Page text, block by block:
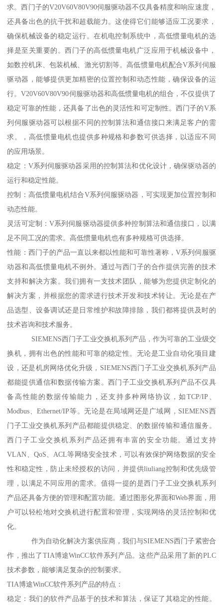
求。西门子的V20V60V80V90伺服驱动器不仅具备精度和响应速度，
还具备出色的抗干扰和超载能力。这使得它们能够适应工况要求，
确保机械设备的稳定运行。在机电控制系统中，高低惯量电机的选
择是至关重要的。西门子的高低惯量电机广泛应用于机械设备中，
如数控机床、包装机械、激光切割等。高低惯量电机配合V系列伺服
驱动器，能够提供更加精密的位置控制和动态性能，确保设备的运
行。V20V60V80V90伺服驱动器和高低惯量电机的组合，不仅提供了
稳定可靠的性能，还具备了出色的灵活性和可定制性。西门子的V系
列伺服驱动器可以根据不同的控制算法和通信接口来满足客户的需
求。，高低惯量电机也提供多种规格和参数可供选择，以适应不同
的应用场景。
稳定：V系列伺服驱动器采用的控制算法和优化设计，确保驱动器的
运行和稳定性能。
控制：高低惯量电机结合V系列伺服驱动器，可实现更加位置控制和
动态性能。
灵活可定制：V系列伺服驱动器提供多种控制算法和通信接口，以满
足不同工况的需求。高低惯量电机也有多种规格可供选择。
性能：西门子的产品一直以来都以性能和可靠性著称，V系列伺服驱
动器和高低惯量电机不例外。通过与西门子的合作提供完善的技术
支持和解决方案。我们拥有一支技术团队，能够为您提供定制化的
解决方案，并根据您的需求进行技术开发和技术转让。无论是在产
品选型、设备调试还是日常维护和故障排除，我们都将提供及时的
技术咨询和技术服务。
SIEMENS西门子工业交换机系列产品，作为可靠的工业级交
换机，拥有出色的性能和可靠的稳定性。无论是工业自动化项目建
设，还是机房网络优化升级，SIEMENS西门子工业交换机系列产品
都能提供通信和数据传输方案。西门子工业交换机系列产品不仅具
备高性能的数据传输能力，还支持多种网络协议，如TCP/IP、
Modbus、Ethernet/IP等。无论是在局域网还是广域网，SIEMENS西
门子工业交换机系列产品都能提供稳定、的数据传输和通信服务。
西门子工业交换机系列产品还拥有丰富的安全功能。通过支持
VLAN、QoS、ACL等网络安全技术，可以有效保护网络数据的安全
性和稳定性，防止未经授权的访问，并提供liuliang控制和优先级管
理，以满足不同应用的需求。值得一提的是西门子工业交换机系列
产品还具备方便的管理和配置功能。通过图形化界面和Web界面，用
户可以轻松地对交换机进行配置和管理，实现网络的灵活控制和优
化。
作为自动化解决方案供应商，我们与SIEMENS西门子紧密合
作，推出了TIA博途WinCC软件系列产品。这些产品采用了新的PLC
技术参数，能够满足复杂的控制要求。
TIA博途WinCC软件系列产品的特点：
稳定：我们的软件产品基于的技术和算法，保证了其稳定的性能。